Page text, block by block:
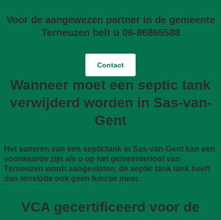
Voor de aangewezen partner in de gemeente
Terneuzen belt u 06-86865588
Contact
Wanneer moet een septic tank
verwijderd worden in Sas-van-
Gent
Het saneren van een septictank in Sas-van-Gent kan een
voorwaarde zijn als u op het gemeenteriool van
Terneuzen wordt aangesloten, de septic tank tank heeft
dan tenslotte ook geen functie meer.
VCA gecertificeerd voor de